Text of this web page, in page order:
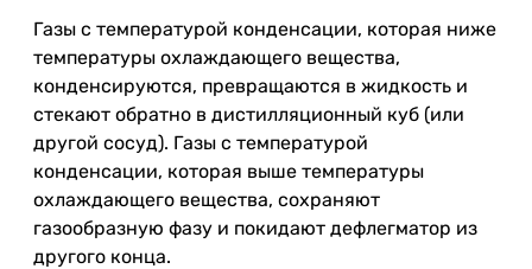
Газы с температурой конденсации, которая ниже
температуры охлаждающего вещества,
конденсируются, превращаются в жидкость и
стекают обратно в дистилляционный куб (или
другой сосуд). Газы с температурой
конденсации, которая выше температуры
охлаждающего вещества, сохраняют
газообразную фазу и покидают дефлегматор из
другого конца.